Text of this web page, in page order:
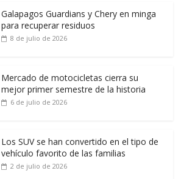
Galapagos Guardians y Chery en minga
para recuperar residuos
8 de julio de 2026
Mercado de motocicletas cierra su
mejor primer semestre de la historia
6 de julio de 2026
Los SUV se han convertido en el tipo de
vehículo favorito de las familias
2 de julio de 2026